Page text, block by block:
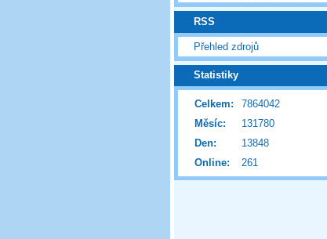
RSS
Přehled zdrojů
Statistiky
Online: 261
Celkem:
7864042
Měsíc:
131780
Den:
13848